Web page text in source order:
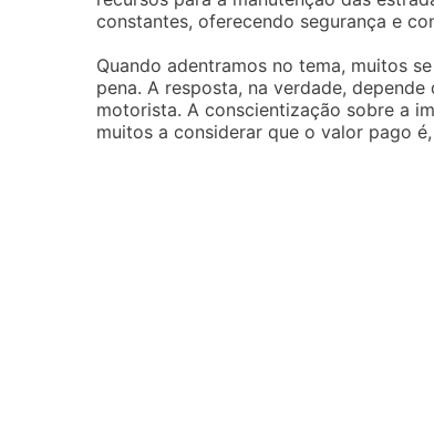
constantes, oferecendo segurança e
Quando adentramos no tema, muitos
pena. A resposta, na verdade,
motorista. A conscientização sobre a
muitos a considerar que o valor pago